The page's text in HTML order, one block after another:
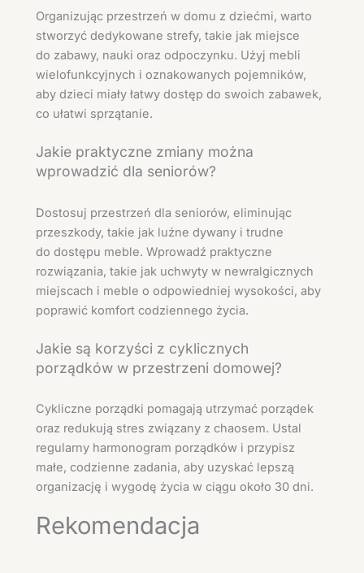
Organizując przestrzeń w domu z dziećmi, warto
stworzyć dedykowane strefy, takie jak miejsce
do zabawy, nauki oraz odpoczynku. Użyj mebli
wielofunkcyjnych i oznakowanych pojemników,
aby dzieci miały łatwy dostęp do swoich zabawek,
co ułatwi sprzątanie.
Jakie praktyczne zmiany można
wprowadzić dla seniorów?
Dostosuj przestrzeń dla seniorów, eliminując
przeszkody, takie jak luźne dywany i trudne
do dostępu meble. Wprowadź praktyczne
rozwiązania, takie jak uchwyty w newralgicznych
miejscach i meble o odpowiedniej wysokości, aby
poprawić komfort codziennego życia.
Jakie są korzyści z cyklicznych
porządków w przestrzeni domowej?
Cykliczne porządki pomagają utrzymać porządek
oraz redukują stres związany z chaosem. Ustal
regularny harmonogram porządków i przypisz
małe, codzienne zadania, aby uzyskać lepszą
organizację i wygodę życia w ciągu około 30 dni.
Rekomendacja